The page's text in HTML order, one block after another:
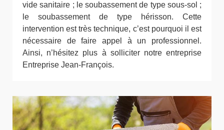
vide sanitaire ; le soubassement de type sous-sol ;
le soubassement de type hérisson. Cette
intervention est très technique, c’est pourquoi il est
nécessaire de faire appel à un professionnel.
Ainsi, n’hésitez plus à solliciter notre entreprise
Entreprise Jean-François.